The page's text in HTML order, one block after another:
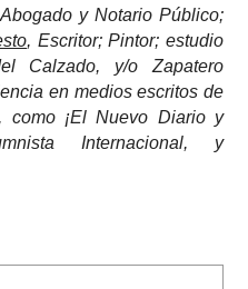
y Notario Público;
, Escritor; Pintor; estudio
Calzado, y/o Zapatero
en medios escritos de
como ¡El Nuevo Diario y
Internacional, y